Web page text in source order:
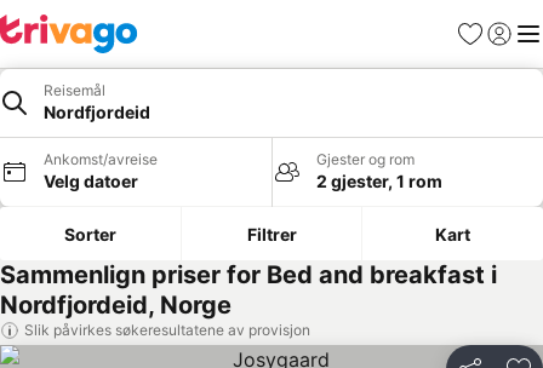
Favoritter
Logg
Reisemål
Nordfjordeid
Ankomst/avreise
Velg datoer
Gjester og rom
2 gjester, 1 rom
Sorter Filtrer Kart
Sammenlign priser for Bed and breakfast i
Nordfjordeid, Norge
Slik påvirkes søkeresultatene av provisjon